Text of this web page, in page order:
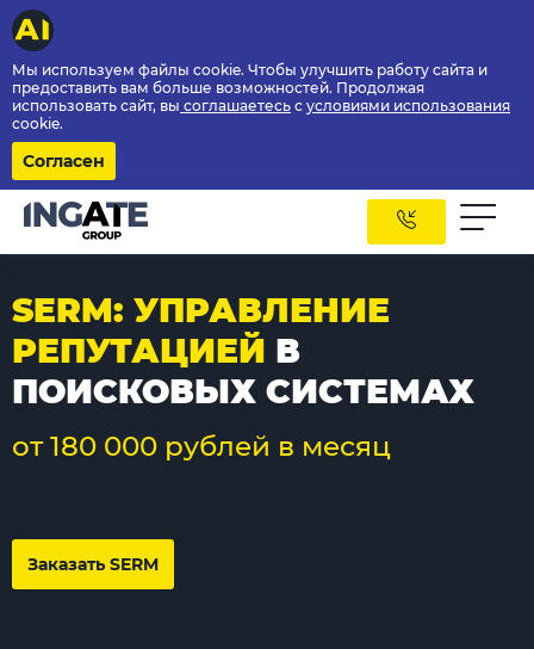
Мы используем файлы cookie. Чтобы улучшить работу сайта и
предоставить вам больше возможностей. Продолжая
использовать сайт, вы соглашаетесь с условиями использования
cookie.
Согласен
SERM: УПРАВЛЕНИЕ
РЕПУТАЦИЕЙ В
ПОИСКОВЫХ СИСТЕМАХ
от 180 000 рублей в месяц
Заказать SERM